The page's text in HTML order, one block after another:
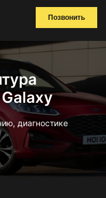
Позвонить
диагностике